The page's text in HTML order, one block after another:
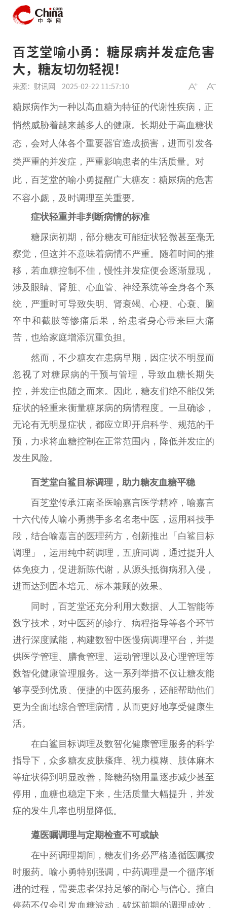
百芝堂喻小勇：糖尿病并发症危害
大，糖友切勿轻视！
来源：财讯网 2025-02-22 11:57:10
糖尿病作为一种以高血糖为特征的代谢性疾病，正
悄然威胁着越来越多人的健康。长期处于高血糖状
态，会对人体各个重要器官造成损害，进而引发各
类严重的并发症，严重影响患者的生活质量。对
此，百芝堂的喻小勇提醒广大糖友：糖尿病的危害
不容小觑，及时调理至关重要。
症状轻重并非判断病情的标准
糖尿病初期，部分糖友可能症状轻微甚至毫无
察觉，但这并不意味着病情不严重。随着时间的推
移，若血糖控制不佳，慢性并发症便会逐渐显现，
涉及眼睛、肾脏、心血管、神经系统等全身各个系
统，严重时可导致失明、肾衰竭、心梗、心衰、脑
卒中和截肢等惨痛后果，给患者身心带来巨大痛
苦，也给家庭增添沉重负担。
然而，不少糖友在患病早期，因症状不明显而
忽视了对糖尿病的干预与管理，导致血糖长期失
控，并发症也随之而来。因此，糖友们绝不能仅凭
症状的轻重来衡量糖尿病的病情程度。一旦确诊，
无论有无明显症状，都应立即开启科学、规范的干
预，力求将血糖控制在正常范围内，降低并发症的
发生风险。
百芝堂白鲨目标调理 ， 助力糖友血糖平稳
百芝堂传承江南圣医喻嘉言医学精粹，喻嘉言
十六代传人喻小勇携手多名名老中医 ，运用科技手
段，结合喻嘉言的医理药方 ，创新推出「白鲨目标
调理」，运用纯中药调理，五脏同调，通过提升人
体免疫力，促进新陈代谢，从源头抵御病邪入侵，
进而达到固本培元、标本兼顾的效果。
同时，百芝堂还充分利用大数据、人工智能等
数字技术，对中医药的诊疗、病程指导等各个环节
进行深度赋能，构建数智中医慢病调理平台 ，并提
供医学管理、膳食管理、运动管理以及心理管理等
数智化健康管理服务。这一系列举措不仅让糖友能
够享受到优质、便捷的中医药服务，还能帮助他们
更为全面地综合管理病情，从而更好地享受健康生
活。
在白鲨目标调理及数智化健康管理服务的科学
指导下，众多糖友皮肤瘙痒、视力模糊、肢体麻木
等症状得到明显改善，降糖药物用量逐步减少甚至
停用，血糖也稳定下来，生活质量大幅提升，并发
症的发生几率也明显降低。
遵医嘱调理与定期检查不可或缺
在中药调理期间，糖友们务必严格遵循医嘱按
时服药。喻小勇特别强调，中药调理是一个循序渐
进的过程，需要患者保持足够的耐心与信心。擅自
停药不仅会引发血糖波动，破坏前期的调理成效，